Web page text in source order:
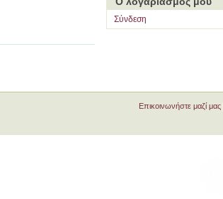
Σύνδεση
Επικοινωνήστε μαζί μας